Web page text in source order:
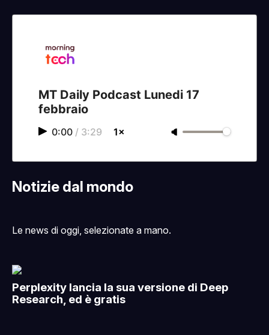
MT Daily Podcast Lunedi 17
febbraio
0:00 / 3:29 1×
Notizie dal mondo
Le news di oggi, selezionate a mano.
Perplexity lancia la sua versione di Deep
Research, ed è gratis